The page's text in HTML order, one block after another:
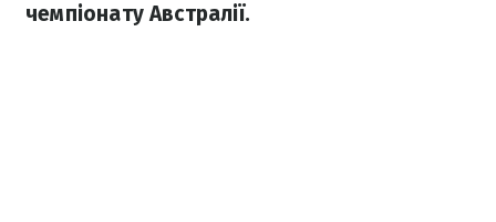
чемпіонату Австралії.